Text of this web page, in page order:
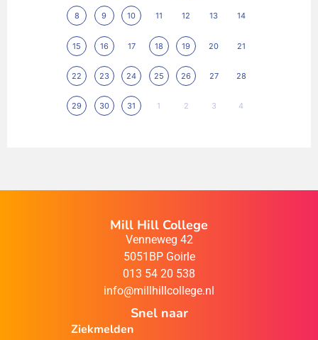
8 9 10 11 12 13 14
15 16 17 18 19 20 21
22 23 24 25 26 27 28
29 30 31 1 2 3 4
Mill Hill College
Venneweg 42
5051BP Goirle
013 54 20 538
info@millhillcollege.nl
Snel naar
Ziekmelden